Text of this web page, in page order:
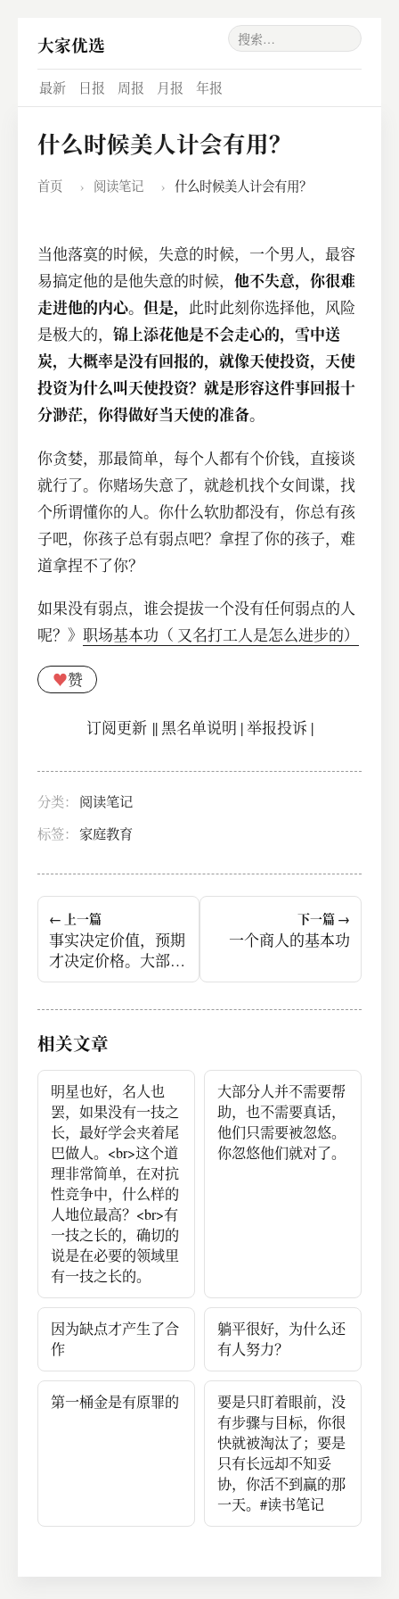
大家优选
最新 日报 周报 月报 年报
什么时候美人计会有用？
首页 › 阅读笔记 › 什么时候美人计会有用？
当他落寞的时候，失意的时候， 一个男人，最容
易搞定他的是他失意的时候，他不失意，你很难
走进他的内心。但是， 此时此刻你选择他，风险
是极大的，锦上添花他是不会走心的，雪中送
炭，大概率是没有回报的，就像天使投资，天使
投资为什么叫天使投资？就是形容这件事回报十
分渺茫，你得做好当天使的准备。
你贪婪，那最简单，每个人都有个价钱，直接谈
就行了。 你赌场失意了，就趁机找个女间谍，找
个所谓懂你的人。 你什么软肋都没有，你总有孩
子吧，你孩子总有弱点吧？拿捏了你的孩子，难
道拿捏不了你？
如果没有弱点，谁会提拔一个没有任何弱点的人
呢？》职场基本功（ 又名打工人是怎么进步的）
♥赞
订阅更新||黑名单说明 |举报投诉 |
分类：
阅读笔记
标签： 家庭教育
← 上一篇
事实决定价值，预期
才决定价格。大部分
时候，价格和价值，
下一篇 →
一个商人的基本功
相关文章
明星也好，名人也
罢，如果没有一技之
长，最好学会夹着尾
巴做人。<br>这个道
理非常简单，在对抗
性竞争中，什么样的
人地位最高？<br>有
一技之长的，确切的
说是在必要的领域里
有一技之长的。
大部分人并不需要帮
助，也不需要真话，
他们只需要被忽悠。
你忽悠他们就对了。
因为缺点才产生了合
作
躺平很好，为什么还
有人努力？
第一桶金是有原罪的
要是只盯着眼前，没
有步骤与目标，你很
快就被淘汰了；要是
只有长远却不知妥
协，你活不到赢的那
一天。#读书笔记